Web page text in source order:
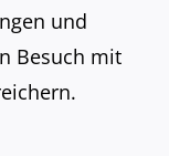
und
Besuch mit